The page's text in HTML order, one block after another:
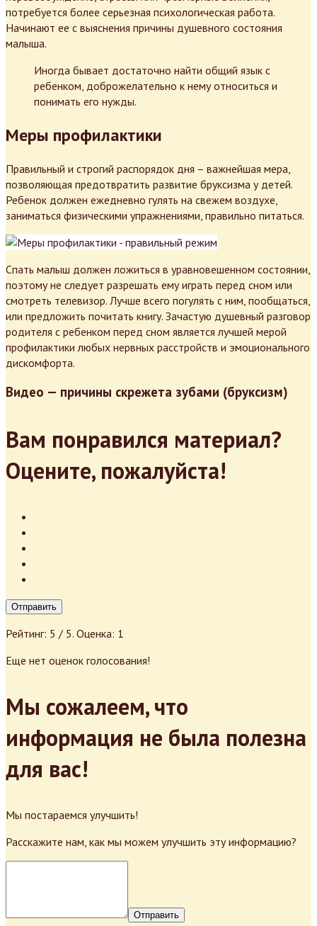
потребуется более серьезная психологическая работа.
Начинают ее с выяснения причины душевного состояния
малыша.
Иногда бывает достаточно найти общий язык с
ребенком, доброжелательно к нему относиться и
понимать его нужды.
Меры профилактики
Правильный и строгий распорядок дня – важнейшая мера,
позволяющая предотвратить развитие бруксизма у детей.
Ребенок должен ежедневно гулять на свежем воздухе,
заниматься физическими упражнениями, правильно питаться.
Спать малыш должен ложиться в уравновешенном состоянии,
поэтому не следует разрешать ему играть перед сном или
смотреть телевизор. Лучше всего погулять с ним, пообщаться,
или предложить почитать книгу. Зачастую душевный разговор
родителя с ребенком перед сном является лучшей мерой
профилактики любых нервных расстройств и эмоционального
дискомфорта.
Видео — причины скрежета зубами (бруксизм)
Вам понравился материал?
Оцените, пожалуйста!
Отправить
Рейтинг: 5 / 5. Оценка: 1
Еще нет оценок голосования!
Мы сожалеем, что
информация не была полезна
для вас!
Мы постараемся улучшить!
Расскажите нам, как мы можем улучшить эту информацию?
Отправить